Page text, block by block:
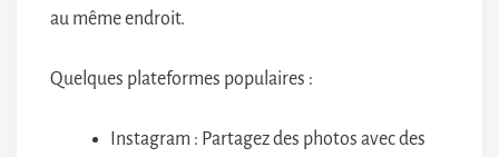
au même endroit.
Quelques plateformes populaires :
Instagram : Partagez des photos avec des